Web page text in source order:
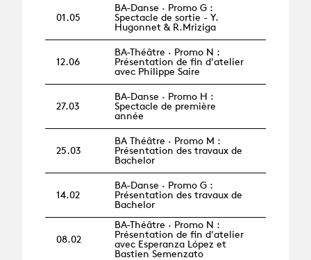
01.05
BA-Danse · Promo G :
Spectacle de sortie - Y.
Hugonnet & R.Mriziga
12.06
BA-Théâtre · Promo N :
Présentation de fin d'atelier
avec Philippe Saire
27.03
BA-Danse · Promo H :
Spectacle de première
année
25.03
BA Théâtre · Promo M :
Présentation des travaux de
Bachelor
14.02
BA-Danse · Promo G :
Présentation des travaux de
Bachelor
08.02
BA-Théâtre · Promo N :
Présentation de fin d'atelier
avec Esperanza López et
Bastien Semenzato